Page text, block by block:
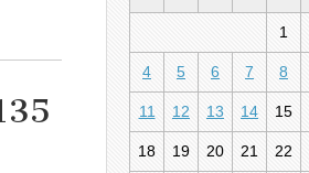
1
4 5 6 7 8
11 12 13 14 15
18 19 20 21 22